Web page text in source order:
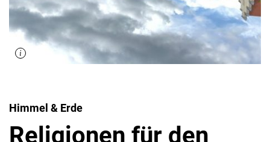
Himmel & Erde
Religionen für den